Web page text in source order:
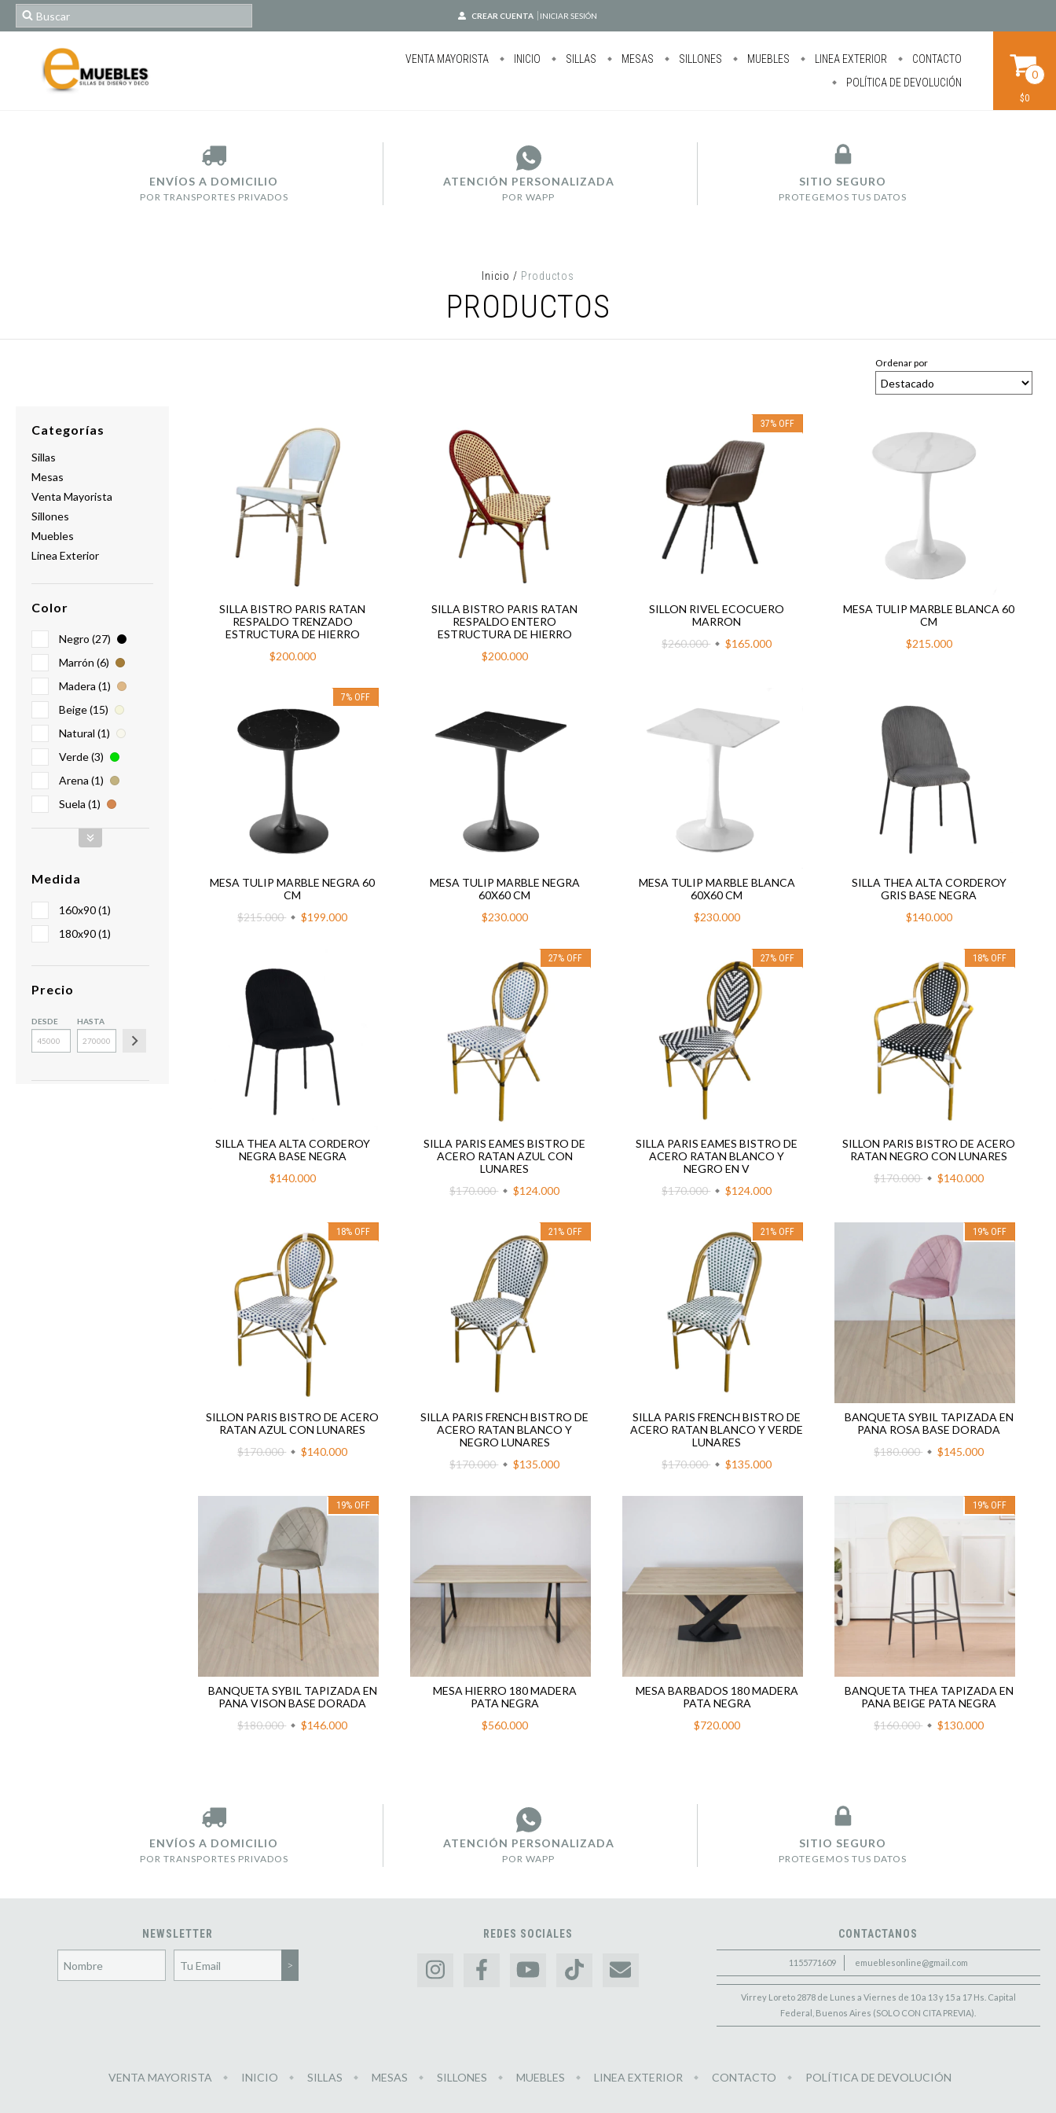
CREAR CUENTA INICIAR SESIÓN
VENTA MAYORISTA INICIO SILLAS MESAS SILLONES MUEBLES LINEA EXTERIOR
CONTACTO
POLÍTICA DE DEVOLUCIÓN
0
$0
ENVÍOS A DOMICILIO
POR TRANSPORTES PRIVADOS
ATENCIÓN PERSONALIZADA
POR WAPP
SITIO SEGURO
PROTEGEMOS TUS DATOS
Inicio / Productos
PRODUCTOS
Ordenar por
Categorías
Sillas
Mesas
Venta Mayorista
Sillones
Muebles
Linea Exterior
Color
Negro (27)
Marrón (6)
Madera (1)
Beige (15)
Natural (1)
Verde (3)
Arena (1)
Suela (1)
Medida
160x90 (1)
180x90 (1)
Precio
DESDE HASTA
SILLA BISTRO PARIS RATAN
RESPALDO TRENZADO
ESTRUCTURA DE HIERRO
$200.000
SILLA BISTRO PARIS RATAN
RESPALDO ENTERO
ESTRUCTURA DE HIERRO
$200.000
37% OFF
SILLON RIVEL ECOCUERO
MARRON
$260.000
$165.000
MESA TULIP MARBLE BLANCA 60
CM
$215.000
7% OFF
MESA TULIP MARBLE NEGRA 60
CM
$215.000
$199.000
MESA TULIP MARBLE NEGRA
60X60 CM
$230.000
MESA TULIP MARBLE BLANCA
60X60 CM
$230.000
SILLA THEA ALTA CORDEROY
GRIS BASE NEGRA
$140.000
SILLA THEA ALTA CORDEROY
NEGRA BASE NEGRA
$140.000
27% OFF
SILLA PARIS EAMES BISTRO DE
ACERO RATAN AZUL CON
LUNARES
$170.000
$124.000
27% OFF
SILLA PARIS EAMES BISTRO DE
ACERO RATAN BLANCO Y
NEGRO EN V
$170.000
$124.000
18% OFF
SILLON PARIS BISTRO DE ACERO
RATAN NEGRO CON LUNARES
$170.000
$140.000
18% OFF
SILLON PARIS BISTRO DE ACERO
RATAN AZUL CON LUNARES
$170.000
$140.000
21 % OFF
SILLA PARIS FRENCH BISTRO DE
ACERO RATAN BLANCO Y
NEGRO LUNARES
$170.000
$135.000
21 % OFF
SILLA PARIS FRENCH BISTRO DE
ACERO RATAN BLANCO Y VERDE
LUNARES
$170.000
$135.000
19% OFF
BANQUETA SYBIL TAPIZADA EN
PANA ROSA BASE DORADA
$180.000
$145.000
19% OFF
BANQUETA SYBIL TAPIZADA EN
PANA VISON BASE DORADA
$180.000
$146.000
MESA HIERRO 180 MADERA
PATA NEGRA
$560.000
MESA BARBADOS 180 MADERA
PATA NEGRA
$720.000
19% OFF
BANQUETA THEA TAPIZADA EN
PANA BEIGE PATA NEGRA
$160.000
$130.000
ENVÍOS A DOMICILIO
POR TRANSPORTES PRIVADOS
ATENCIÓN PERSONALIZADA
POR WAPP
SITIO SEGURO
PROTEGEMOS TUS DATOS
NEWSLETTER REDES SOCIALES CONTACTANOS
1155771609 emueblesonline@gmail.com
Virrey Loreto 2878 de Lunes a Viernes de 10 a 13 y 15 a 17 Hs. Capital
Federal, Buenos Aires (SOLO CON CITA PREVIA).
VENTA MAYORISTA INICIO SILLAS MESAS SILLONES MUEBLES LINEA EXTERIOR CONTACTO POLÍTICA DE DEVOLUCIÓN